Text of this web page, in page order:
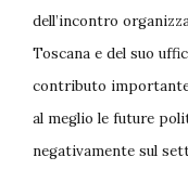
dell’incontro
Toscana e del suo
contributo
al meglio le future
negativamente sul